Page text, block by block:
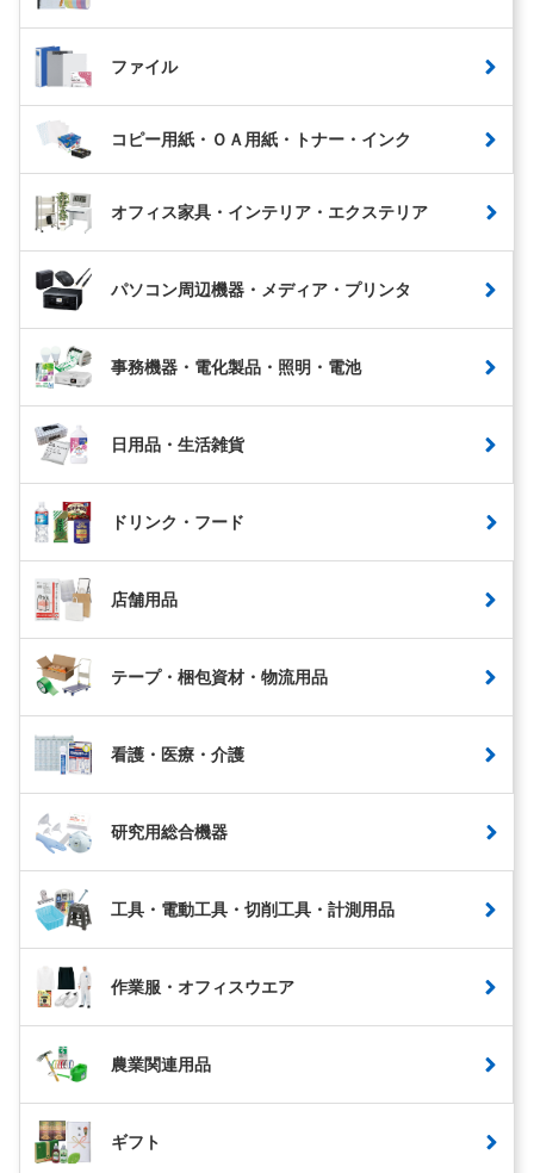
ファイル
コピー用紙・ＯＡ用紙・トナー・インク
オフィス家具・インテリア・エクステリア
パソコン周辺機器・メディア・プリンタ
事務機器・電化製品・照明・電池
日用品・生活雑貨
ドリンク・フード
店舗用品
テープ・梱包資材・物流用品
看護・医療・介護
研究用総合機器
工具・電動工具・切削工具・計測用品
作業服・オフィスウエア
農業関連用品
ギフト